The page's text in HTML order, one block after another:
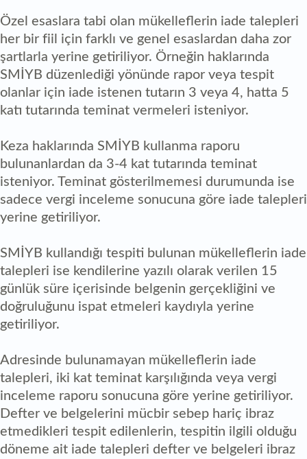
Özel esaslara tabi olan mükelleflerin iade talepleri
her bir fiil için farklı ve genel esaslardan daha zor
şartlarla yerine getiriliyor. Örneğin haklarında
SMİYB düzenlediği yönünde rapor veya tespit
olanlar için iade istenen tutarın 3 veya 4, hatta 5
katı tutarında teminat vermeleri isteniyor.
Keza haklarında SMİYB kullanma raporu
bulunanlardan da 3-4 kat tutarında teminat
isteniyor. Teminat gösterilmemesi durumunda ise
sadece vergi inceleme sonucuna göre iade talepleri
yerine getiriliyor.
SMİYB kullandığı tespiti bulunan mükelleflerin iade
talepleri ise kendilerine yazılı olarak verilen 15
günlük süre içerisinde belgenin gerçekliğini ve
doğruluğunu ispat etmeleri kaydıyla yerine
getiriliyor.
Adresinde bulunamayan mükelleflerin iade
talepleri, iki kat teminat karşılığında veya vergi
inceleme raporu sonucuna göre yerine getiriliyor.
Defter ve belgelerini mücbir sebep hariç ibraz
etmedikleri tespit edilenlerin, tespitin ilgili olduğu
döneme ait iade talepleri defter ve belgeleri ibraz